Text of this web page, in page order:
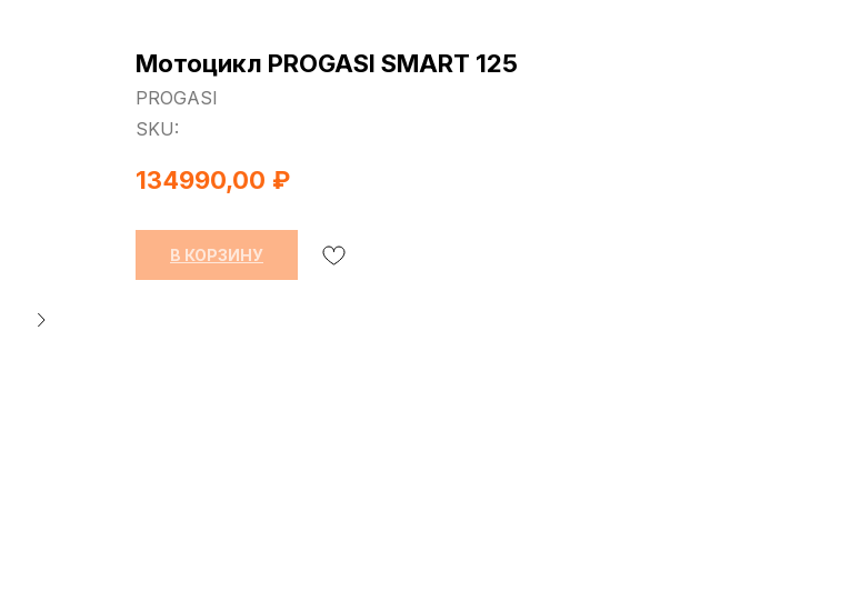
Мотоцикл PROGASI SMART 125
PROGASI
SKU:
134990,00 ₽
В КОРЗИНУ